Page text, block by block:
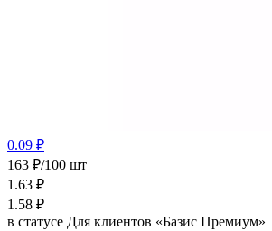
0.09 ₽
163 ₽/100 шт
1.63 ₽
1.58 ₽
в статусе Для клиентов «Базис Премиум»